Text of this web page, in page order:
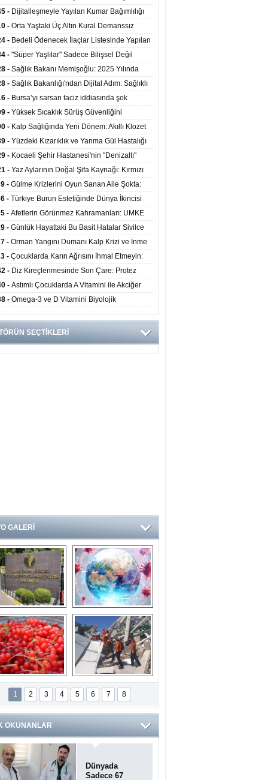
Kısırlık ve Alerji Riski Uyarısı
- Dijitalleşmeyle Yayılan Kumar Bağımlılığı
ve Aileyi Yıkıma Uğratıyor
- Orta Yaştaki Üç Altın Kural Demanssız
13 Yıl Uzatabiliyor
- Bedeli Ödenecek İlaçlar Listesinde Yapılan
Hakkında Duyuru 2026/30
- "Süper Yaşlılar" Sadece Bilişsel Değil
Olarak da Daha Sağlıklı Yaşıyor
- Sağlık Bakanı Memişoğlu: 2025 Yılında
Aşkın Kişiye Emzirme Eğitimi Verildi
- Sağlık Bakanlığı'ndan Dijital Adım: Sağlıklı
Merkezlerinde Uzaktan Sağlık Hizmeti
- Bursa’yı sarsan taciz iddiasında şok
- Yüksek Sıcaklık Sürüş Güvenliğini
40 Derecede Güvenli Sürüş Süresi 53
İniyor
- Kalp Sağlığında Yeni Dönem: Akıllı Klozet
30 Saniyede Ritim Bozukluğunu Tespit
- Yüzdeki Kızarıklık ve Yanma Gül Hastalığı
Belirtisi Olabilir
- Kocaeli Şehir Hastanesi'nin "Denizaltı"
Ünitesi Hastalara Umut Oluyor
- Yaz Aylarının Doğal Şifa Kaynağı: Kırmızı
Bağışıklığı ve Kalbi Koruyor
- Gülme Krizlerini Oyun Sanan Aile Şokta:
Çocuk 8 Kez Felç Geçirdi
- Türkiye Burun Estetiğinde Dünya İkincisi
- Afetlerin Görünmez Kahramanları: UMKE
Görev Başında
- Günlük Hayattaki Bu Basit Hatalar Sivilce
Tetikliyor
- Orman Yangını Dumanı Kalp Krizi ve İnme
Artırıyor
- Çocuklarda Karın Ağrısını İhmal Etmeyin:
Habercisi Olabilir
- Diz Kireçlenmesinde Son Çare: Protez
İle Yaşam Kalitesi Artıyor
- Astımlı Çocuklarda A Vitamini ile Akciğer
Arasında Bağlantı Bulundu
- Omega-3 ve D Vitamini Biyolojik
Yavaşlatabilir
SEÇTİKLERİ
GALERİ
burası da bir
devlet hastanesi
14 soruda
Koronavirüs
hakkında kendinizi
test edin...
meyvesi
koruyor
Endonezya’daki
deprem: Ölü sayısı
bin 203'e yükseldi
1 2 3 4 5 6 7 8
OKUNANLAR
Dünyada
Sadece 67